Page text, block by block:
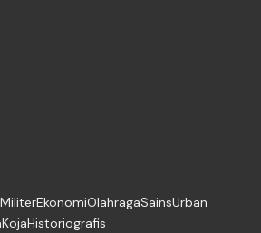
MiliterEkonomiOlahragaSainsUrban
KojaHistoriografis